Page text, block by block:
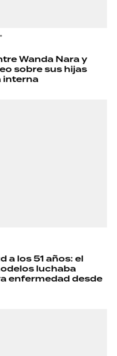
Wanda Nara y
sobre sus hijas
interna
a los 51 años: el
luchaba
enfermedad desde